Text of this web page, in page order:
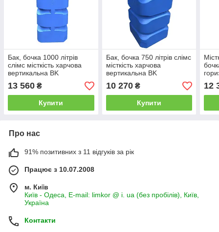
Бак, бочка 1000 літрів
слімс місткість харчова
вертикальна BK
13 560 ₴
Купити
Бак, бочка 750 літрів слімс
місткість харчова
вертикальна BK
10 270₴
Купити
12
Про нас
91% позитивних з 11 відгуків за рік
Працює з 10.07.2008
м. Київ
Київ - Одеса, E-mail: limkor @ i. ua (без пробілів), Київ,
Україна
Контакти